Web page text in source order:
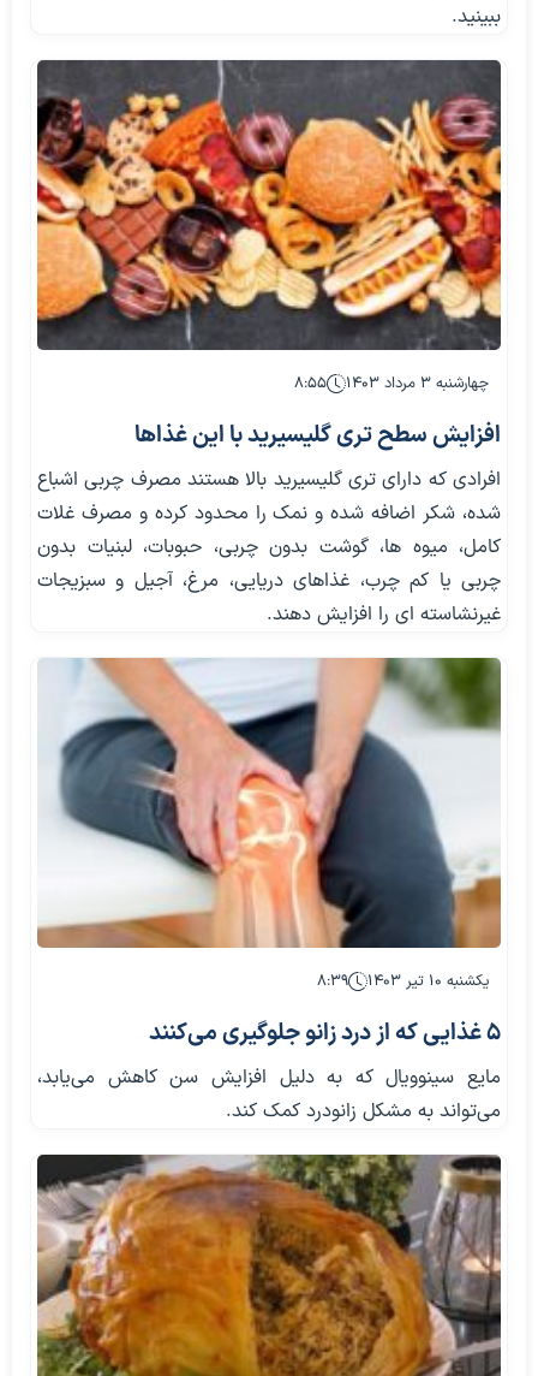
ببینید.
چهارشنبه ۳ مرداد ۱۴۰۳ ۸:۵۵
افزایش سطح تری گلیسیرید با این غذاها
افرادی که دارای تری گلیسیرید بالا هستند مصرف چربی اشباع
شده، شکر اضافه شده و نمک را محدود کرده و مصرف غلات
کامل، میوه ها، گوشت بدون چربی، حبوبات، لبنیات بدون
چربی یا کم چرب، غذاهای دریایی، مرغ، آجیل و سبزیجات
غیرنشاسته ای را افزایش دهند.
یکشنبه ۱۰ تیر ۱۴۰۳ ۸:۳۹
۵ غذایی که از درد زانو جلوگیری می‌کنند
مایع سینوویال که به دلیل افزایش سن کاهش می‌یابد،
می‌تواند به مشکل زانودرد کمک کند.